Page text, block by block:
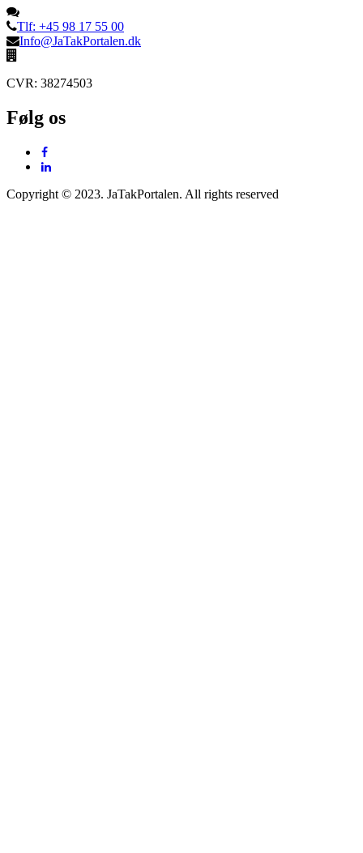
Tlf: +45 98 17 55 00
Info@JaTakPortalen.dk
CVR: 38274503
Følg os
Copyright © 2023. JaTakPortalen. All rights reserved